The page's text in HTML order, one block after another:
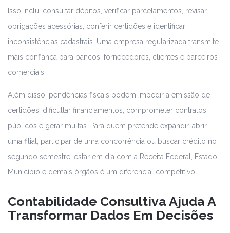
Isso inclui consultar débitos, verificar parcelamentos, revisar
obrigações acessórias, conferir certidões e identificar
inconsistências cadastrais. Uma empresa regularizada transmite
mais confiança para bancos, fornecedores, clientes e parceiros
comerciais.
Além disso, pendências fiscais podem impedir a emissão de
certidões, dificultar financiamentos, comprometer contratos
públicos e gerar multas. Para quem pretende expandir, abrir
uma filial, participar de uma concorrência ou buscar crédito no
segundo semestre, estar em dia com a Receita Federal, Estado,
Município e demais órgãos é um diferencial competitivo.
Contabilidade Consultiva Ajuda A
Transformar Dados Em Decisões